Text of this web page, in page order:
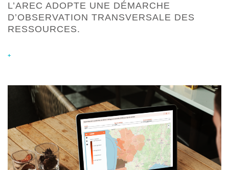
L’AREC ADOPTE UNE DÉMARCHE
D’OBSERVATION TRANSVERSALE DES
RESSOURCES.
+